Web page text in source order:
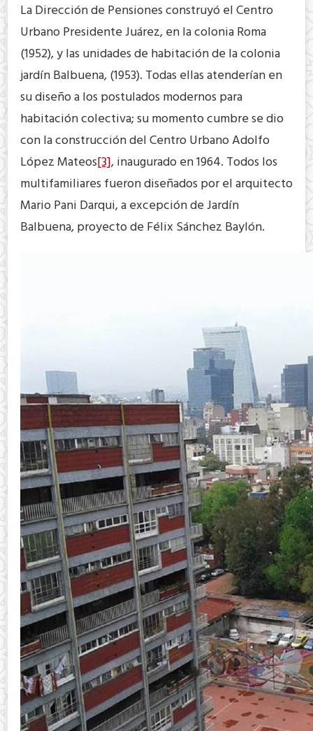
La Dirección de Pensiones construyó el Centro
Urbano Presidente Juárez, en la colonia Roma
(1952), y las unidades de habitación de la colonia
jardín Balbuena, (1953). Todas ellas atenderían en
su diseño a los postulados modernos para
habitación colectiva; su momento cumbre se dio
con la construcción del Centro Urbano Adolfo
López Mateos[3], inaugurado en 1964. Todos los
multifamiliares fueron diseñados por el arquitecto
Mario Pani Darqui, a excepción de Jardín
Balbuena, proyecto de Félix Sánchez Baylón.